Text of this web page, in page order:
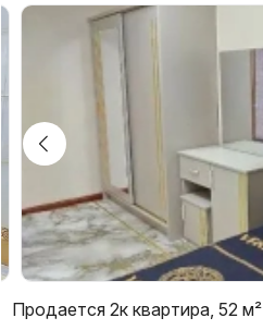
Продается 2к квартира, 52 м²